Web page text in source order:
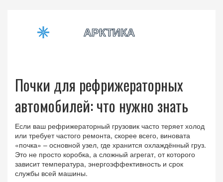
Почки для рефрижераторных
автомобилей: что нужно знать
Если ваш рефрижераторный грузовик часто теряет холод
или требует частого ремонта, скорее всего, виновата
«почка» – основной узел, где хранится охлаждённый груз.
Это не просто коробка, а сложный агрегат, от которого
зависит температура, энергоэффективность и срок
службы всей машины.